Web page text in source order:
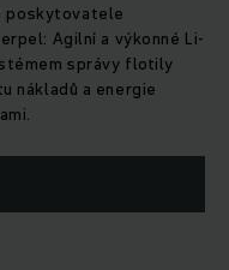
poskytovatele
Agilní a výkonné Li-
správy flotily
nákladů a energie